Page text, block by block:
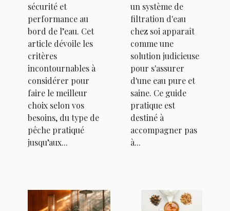
sécurité et
performance au
bord de l’eau. Cet
article dévoile les
critères
incontournables à
considérer pour
faire le meilleur
choix selon vos
besoins, du type de
pêche pratiqué
jusqu’aux...
un système de
filtration d'eau
chez soi apparaît
comme une
solution judicieuse
pour s'assurer
d'une eau pure et
saine. Ce guide
pratique est
destiné à
accompagner pas
à...